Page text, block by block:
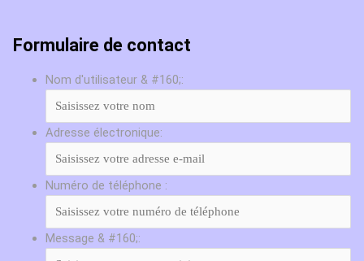
Formulaire de contact
Nom d'utilisateur & #160;:
Adresse électronique:
Numéro de téléphone :
Message & #160;: